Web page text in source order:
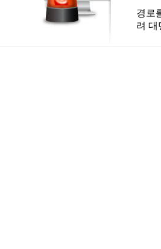
경로
려 대